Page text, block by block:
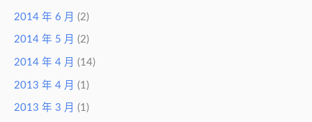
2014 年 6 月 (2)
2014 年 5 月 (2)
2014 年 4 月 (14)
2013 年 4 月 (1)
2013 年 3 月 (1)